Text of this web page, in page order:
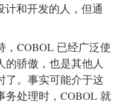
计和开发的人，但通
，COBOL 已经广泛使
的骄傲，也是其他人
了。事实可能介于这
务处理时，COBOL 就